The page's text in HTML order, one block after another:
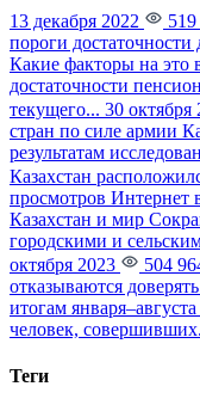
13 декабря 2022
пороги
Какие факторы на это
достаточности
текущего... 30 октября
стран по силе армии
результатам
Казахстан
просмотров Интернет
Казахстан и мир
городскими и
октября 2023
504
отказываются
итогам
человек,
Теги